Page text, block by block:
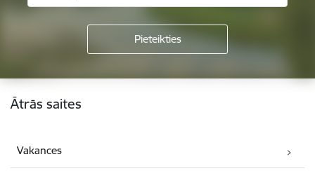
Kājene
Ātrās saites
Vakances